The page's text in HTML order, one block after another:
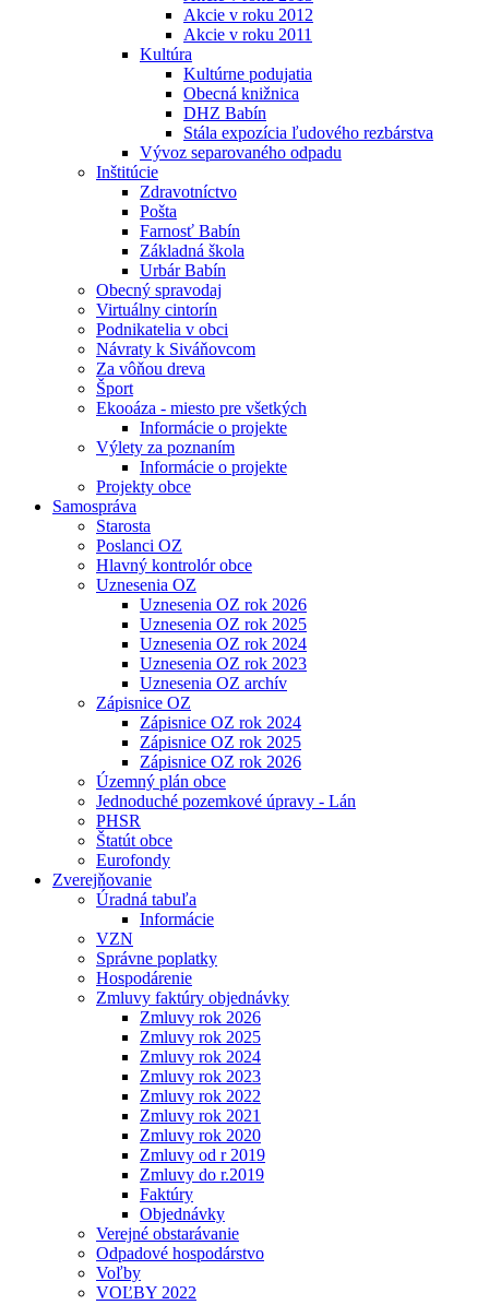
Akcie v roku 2012
Akcie v roku 2011
Kultúra
Kultúrne podujatia
Obecná knižnica
DHZ Babín
Stála expozícia ľudového rezbárstva
Vývoz separovaného odpadu
Inštitúcie
Zdravotníctvo
Pošta
Farnosť Babín
Základná škola
Urbár Babín
Obecný spravodaj
Virtuálny cintorín
Podnikatelia v obci
Návraty k Siváňovcom
Za vôňou dreva
Šport
Ekooáza - miesto pre všetkých
Informácie o projekte
Výlety za poznaním
Informácie o projekte
Projekty obce
Samospráva
Starosta
Poslanci OZ
Hlavný kontrolór obce
Uznesenia OZ
Uznesenia OZ rok 2026
Uznesenia OZ rok 2025
Uznesenia OZ rok 2024
Uznesenia OZ rok 2023
Uznesenia OZ archív
Zápisnice OZ
Zápisnice OZ rok 2024
Zápisnice OZ rok 2025
Zápisnice OZ rok 2026
Územný plán obce
Jednoduché pozemkové úpravy - Lán
PHSR
Štatút obce
Eurofondy
Zverejňovanie
Úradná tabuľa
Informácie
VZN
Správne poplatky
Hospodárenie
Zmluvy faktúry objednávky
Zmluvy rok 2026
Zmluvy rok 2025
Zmluvy rok 2024
Zmluvy rok 2023
Zmluvy rok 2022
Zmluvy rok 2021
Zmluvy rok 2020
Zmluvy od r 2019
Zmluvy do r.2019
Faktúry
Objednávky
Verejné obstarávanie
Odpadové hospodárstvo
Voľby
VOĽBY 2022